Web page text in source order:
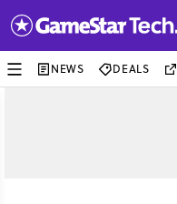
NEWS DEALS